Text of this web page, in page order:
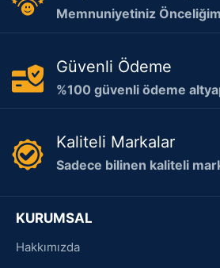
Memnuniyetiniz
Güvenli Ödeme
%100 güvenli ödeme
Kaliteli Markalar
Sadece bilinen kaliteli
KURUMSAL
Hakkımızda